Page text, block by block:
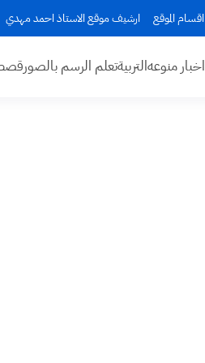
اقسام الموقع ارشيف موقع الاستاذ احمد مهدي
اخبار منوعهالتربيةتعلم الرسم بالصور